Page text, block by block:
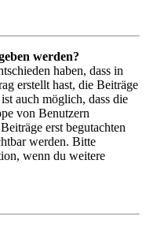
werden?
haben, dass in
erstellt hast, die Beiträge
auch möglich, dass die
von Benutzern
erst begutachten
werden. Bitte
wenn du weitere